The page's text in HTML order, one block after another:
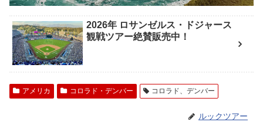
2026年 ロサンゼルス・ドジャース
観戦ツアー絶賛販売中！
アメリカ コロラド・デンバー コロラド、デンバー
ルックツアー